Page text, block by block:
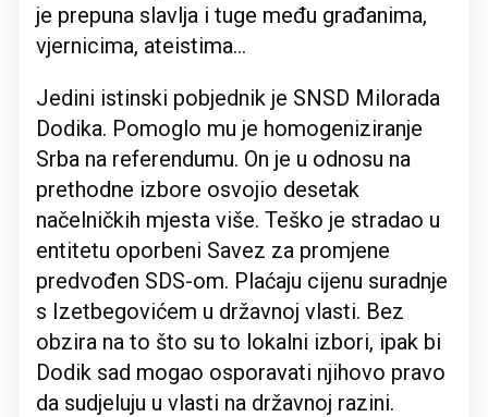
je prepuna slavlja i tuge među građanima,
vjernicima, ateistima...
Jedini istinski pobjednik je SNSD Milorada
Dodika. Pomoglo mu je homogeniziranje
Srba na referendumu. On je u odnosu na
prethodne izbore osvojio desetak
načelničkih mjesta više. Teško je stradao u
entitetu oporbeni Savez za promjene
predvođen SDS-om. Plaćaju cijenu suradnje
s Izetbegovićem u državnoj vlasti. Bez
obzira na to što su to lokalni izbori, ipak bi
Dodik sad mogao osporavati njihovo pravo
da sudjeluju u vlasti na državnoj razini.